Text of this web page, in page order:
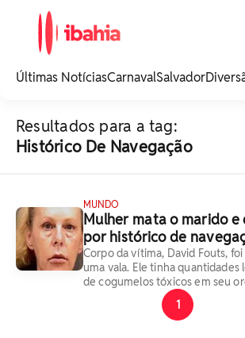
noticias e
Últimas NotíciasCarnavalSalvador
Resultados para a tag:
Histórico De Navegação
MUNDO
Mulher mata o marido
por histórico de
Corpo da vítima, David Fouts,
uma vala. Ele tinha quantidades
de cogumelos tóxicos em seu
1